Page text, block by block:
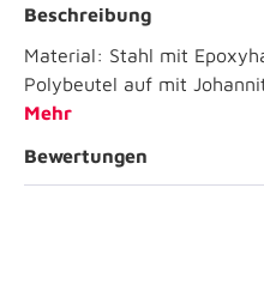
Beschreibung
Material: Stahl mit
Polybeutel auf mit
Mehr
Bewertungen